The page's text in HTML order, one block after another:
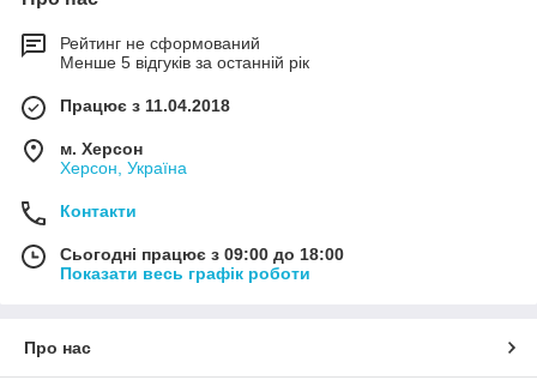
Рейтинг не сформований
Менше 5 відгуків за останній рік
Працює з 11.04.2018
м. Херсон
Херсон, Україна
Контакти
Сьогодні працює з 09:00 до 18:00
Показати весь графік роботи
Про нас